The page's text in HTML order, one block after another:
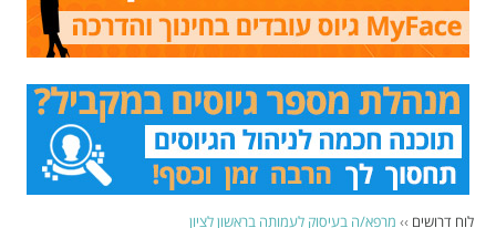
לוח דרושים ›› מרפא/ה בעיסוק לעמותה בראשון לציון